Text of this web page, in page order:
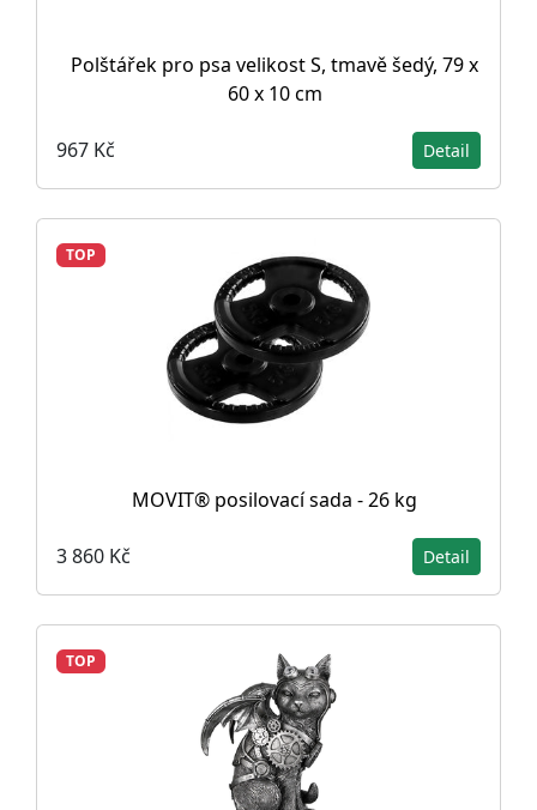
Polštářek pro psa velikost S, tmavě šedý, 79 x
60 x 10 cm
967 Kč Detail
TOP
MOVIT® posilovací sada - 26 kg
3 860 Kč Detail
TOP